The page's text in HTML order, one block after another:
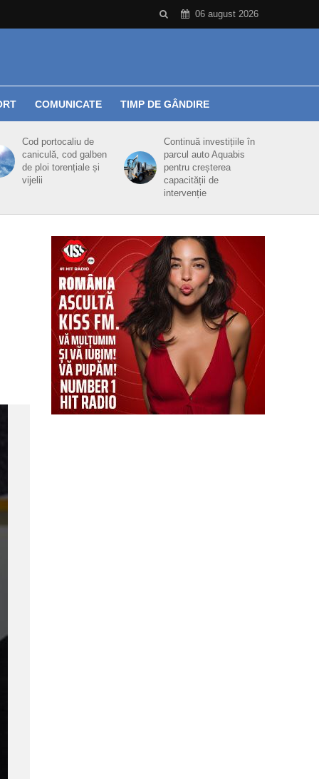
06 august 2026
COMUNICATE TIMP DE GÂNDIRE
Cod portocaliu de
caniculă, cod galben
de ploi torențiale și
vijelii
Continuă investițiile în
parcul auto Aquabis
pentru creșterea
capacității de
intervenție